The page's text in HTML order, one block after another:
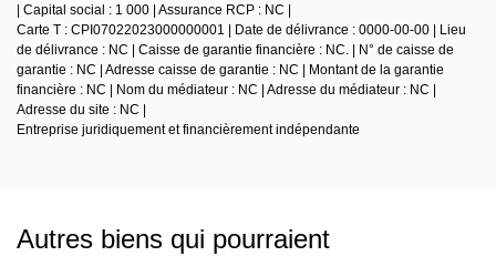
| Capital social : 1 000 | Assurance RCP : NC |
Carte T : CPI07022023000000001 | Date de délivrance : 0000-00-00 | Lieu
de délivrance : NC | Caisse de garantie financière : NC. | N° de caisse de
garantie : NC | Adresse caisse de garantie : NC | Montant de la garantie
financière : NC | Nom du médiateur : NC | Adresse du médiateur : NC |
Adresse du site : NC |
Entreprise juridiquement et financièrement indépendante
Autres biens qui pourraient